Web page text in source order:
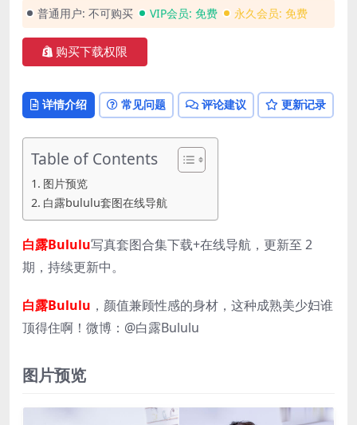
普通用户: 不可购买 VIP会员: 免费 永久会员: 免费
购买下载权限
详情介绍 常见问题 评论建议 更新记录
Table of Contents
图片预览
白露bululu套图在线导航
白露Bululu写真套图合集下载+在线导航，更新至 2
期，持续更新中。
白露Bululu ，颜值兼顾性感的身材，这种成熟美少妇谁
顶得住啊！微博：@白露Bululu
图片预览